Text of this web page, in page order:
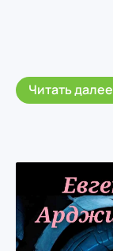
Читать далее